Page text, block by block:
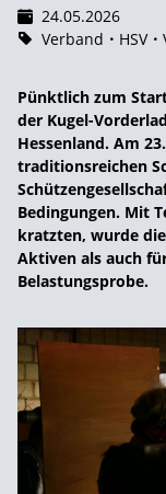
24.05.2026
Verband
HSV
Pünktlich zum
der Kugel-
Hessenland. Am
traditionsreichen
Bedingungen. Mit
kratzten, wurde
Aktiven als auch
Belastungsprobe.